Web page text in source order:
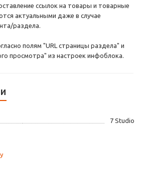
ссылок на товары и товарные
актуальными даже в случае
раздела.
полям "URL страницы раздела" и
просмотра" из настроек инфоблока.
7 Studio